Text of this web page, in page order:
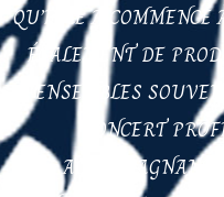
QU’ELLE A COMMENCÉ
ÉGALEMENT DE
ENSEMBLES
CONCERT